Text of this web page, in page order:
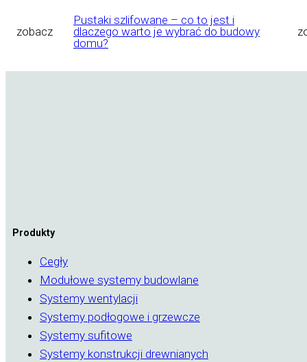
zobacz
Pustaki szlifowane – co to jest i
dlaczego warto je wybrać do budowy
domu?
Produkty
Cegły
Modułowe systemy budowlane
Systemy wentylacji
Systemy podłogowe i grzewcze
Systemy sufitowe
Systemy konstrukcji drewnianych